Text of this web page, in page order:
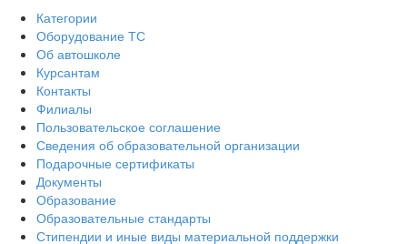
Категории
Оборудование ТС
Об автошколе
Курсантам
Контакты
Филиалы
Пользовательское соглашение
Сведения об образовательной организации
Подарочные сертификаты
Документы
Образование
Образовательные стандарты
Стипендии и иные виды материальной поддержки